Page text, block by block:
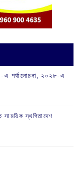
এ পর্যালোচনা, ২০২৮-এ
সাময়িক স্থগিতাদেশ